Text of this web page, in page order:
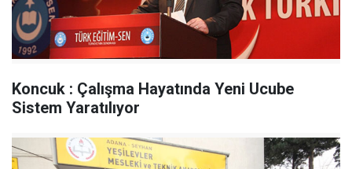
Koncuk : Çalışma Hayatında Yeni Ucube
Sistem Yaratılıyor